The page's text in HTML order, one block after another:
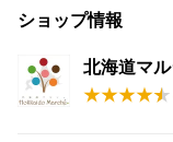
ショップ情報
北海道マ